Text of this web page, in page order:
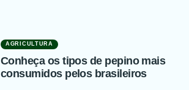
AGRICULTURA
Conheça os tipos de pepino mais
consumidos pelos brasileiros